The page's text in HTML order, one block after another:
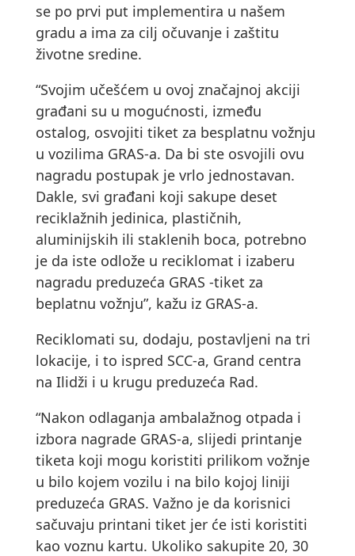
se po prvi put implementira u našem
gradu a ima za cilj očuvanje i zaštitu
životne sredine.
“Svojim učešćem u ovoj značajnoj akciji
građani su u mogućnosti, između
ostalog, osvojiti tiket za besplatnu vožnju
u vozilima GRAS-a. Da bi ste osvojili ovu
nagradu postupak je vrlo jednostavan.
Dakle, svi građani koji sakupe deset
reciklažnih jedinica, plastičnih,
aluminijskih ili staklenih boca, potrebno
je da iste odlože u reciklomat i izaberu
nagradu preduzeća GRAS -tiket za
beplatnu vožnju”, kažu iz GRAS-a.
Reciklomati su, dodaju, postavljeni na tri
lokacije, i to ispred SCC-a, Grand centra
na Ilidži i u krugu preduzeća Rad.
“Nakon odlaganja ambalažnog otpada i
izbora nagrade GRAS-a, slijedi printanje
tiketa koji mogu koristiti prilikom vožnje
u bilo kojem vozilu i na bilo kojoj liniji
preduzeća GRAS. Važno je da korisnici
sačuvaju printani tiket jer će isti koristiti
kao voznu kartu. Ukoliko sakupite 20, 30